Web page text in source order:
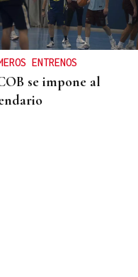
ENTRENOS
se impone al